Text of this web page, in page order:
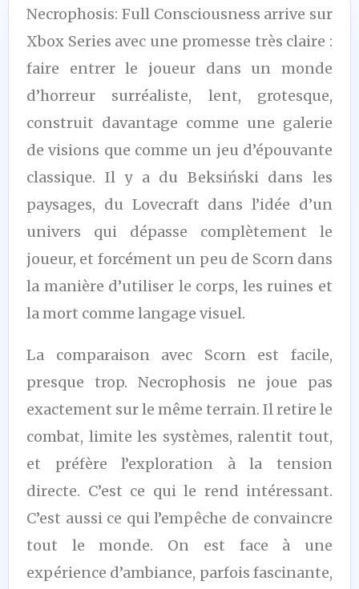
Necrophosis: Full Consciousness arrive sur
Xbox Series avec une promesse très claire :
faire entrer le joueur dans un monde
d’horreur surréaliste, lent, grotesque,
construit davantage comme une galerie
de visions que comme un jeu d’épouvante
classique. Il y a du Beksiński dans les
paysages, du Lovecraft dans l’idée d’un
univers qui dépasse complètement le
joueur, et forcément un peu de Scorn dans
la manière d’utiliser le corps, les ruines et
la mort comme langage visuel.
La comparaison avec Scorn est facile,
presque trop. Necrophosis ne joue pas
exactement sur le même terrain. Il retire le
combat, limite les systèmes, ralentit tout,
et préfère l’exploration à la tension
directe. C’est ce qui le rend intéressant.
C’est aussi ce qui l’empêche de convaincre
tout le monde. On est face à une
expérience d’ambiance, parfois fascinante,